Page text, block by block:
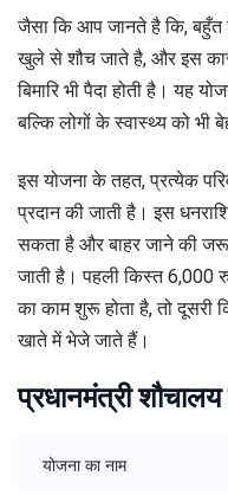
जैसा कि आप जानते है कि, बहुँत
खुले से शौच जाते है, और इस
बिमारि भी पैदा होती है। यह
बल्कि लोगों के स्वास्थ्य को भी
इस योजना के तहत, प्रत्येक
प्रदान की जाती है। इस
सकता है और बाहर जाने की
जाती है। पहली किस्त 6,000
का काम शुरू होता है, तो
खाते में भेजे जाते हैं।
प्रधानमंत्री
योजना का नाम